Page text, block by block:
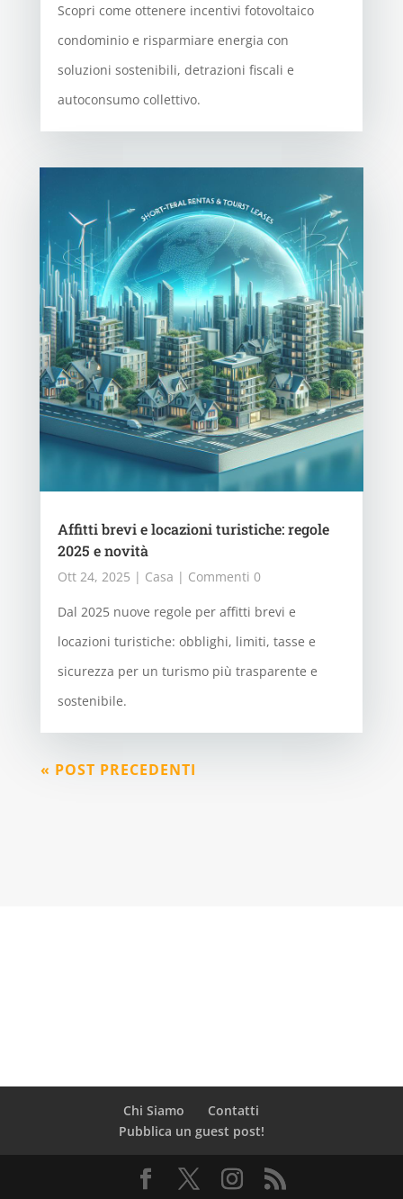
Scopri come ottenere incentivi fotovoltaico
condominio e risparmiare energia con
soluzioni sostenibili, detrazioni fiscali e
autoconsumo collettivo.
Affitti brevi e locazioni turistiche: regole
2025 e novità
Ott 24, 2025 | Casa | Commenti 0
Dal 2025 nuove regole per affitti brevi e
locazioni turistiche: obblighi, limiti, tasse e
sicurezza per un turismo più trasparente e
sostenibile.
« POST PRECEDENTI
Chi Siamo
Contatti
Pubblica un guest post!